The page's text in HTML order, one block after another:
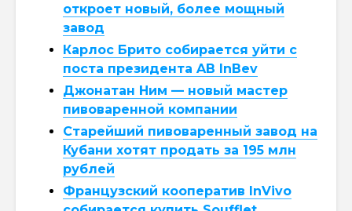
откроет новый, более мощный
завод
Карлос Брито собирается уйти с
поста президента AB InBev
Джонатан Ним — новый мастер
пивоваренной компании
Старейший пивоваренный завод на
Кубани хотят продать за 195 млн
рублей
Французский кооператив InVivo